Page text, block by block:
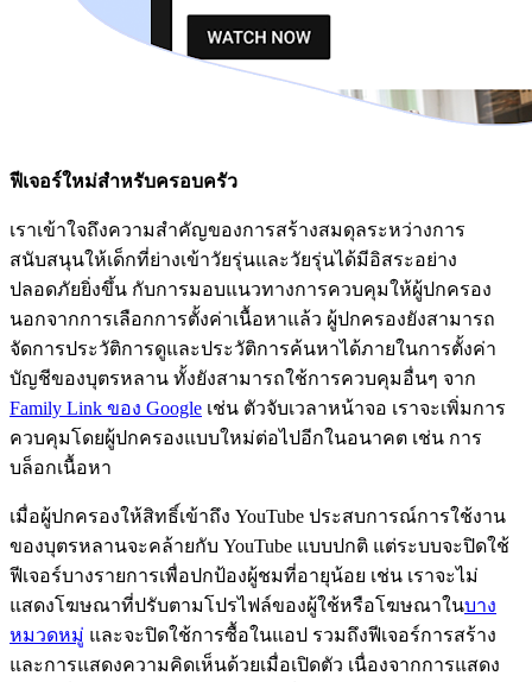
ฟีเจอร์ใหม่สำหรับครอบครัว
เราเข้าใจถึงความสำคัญของการสร้างสมดุลระหว่างการ
สนับสนุนให้เด็กที่ย่างเข้าวัยรุ่นและวัยรุ่นได้มีอิสระอย่าง
ปลอดภัยยิ่งขึ้น กับการมอบแนวทางการควบคุมให้ผู้ปกครอง
นอกจากการเลือกการตั้งค่าเนื้อหาแล้ว ผู้ปกครองยังสามารถ
จัดการประวัติการดูและประวัติการค้นหาได้ภายในการตั้งค่า
บัญชีของบุตรหลาน ทั้งยังสามารถใช้การควบคุมอื่นๆ จาก
Family Link ของ Google เช่น ตัวจับเวลาหน้าจอ เราจะเพิ่มการ
ควบคุมโดยผู้ปกครองแบบใหม่ต่อไปอีกในอนาคต เช่น การ
บล็อกเนื้อหา
เมื่อผู้ปกครองให้สิทธิ์เข้าถึง YouTube ประสบการณ์การใช้งาน
ของบุตรหลานจะคล้ายกับ YouTube แบบปกติ แต่ระบบจะปิดใช้
ฟีเจอร์บางรายการเพื่อปกป้องผู้ชมที่อายุน้อย เช่น เราจะไม่
แสดงโฆษณาที่ปรับตามโปรไฟล์ของผู้ใช้หรือโฆษณาในบาง
หมวดหมู่ และจะปิดใช้การซื้อในแอป รวมถึงฟีเจอร์การสร้าง
และการแสดงความคิดเห็นด้วยเมื่อเปิดตัว เนื่องจากการแสดง